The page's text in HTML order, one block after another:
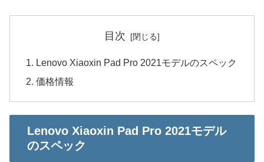
目次
Lenovo Xiaoxin Pad Pro 2021モデルのスペック
価格情報
Lenovo Xiaoxin Pad Pro 2021モデル
のスペック